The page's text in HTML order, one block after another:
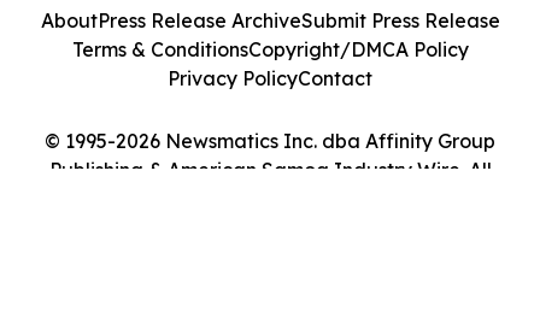
© 1995-2026 Newsmatics Inc. dba Affinity Group
Publishing & American Samoa Industry Wire. All
AboutPress Release ArchiveSubmit Press Release
Terms & ConditionsCopyright/DMCA Policy
Privacy PolicyContact